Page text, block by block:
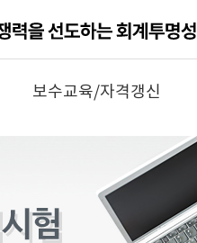
보수교육/자격갱신